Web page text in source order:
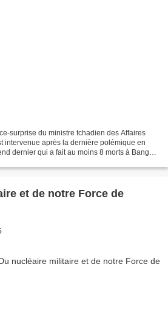
surprise du ministre tchadien des Affaires
intervenue après la dernière polémique en
dernier qui a fait au moins 8 morts à Bangui.
et de notre Force de